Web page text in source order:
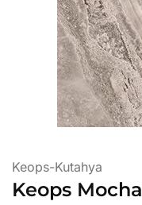
Keops-Kutahya
Keops Mocha